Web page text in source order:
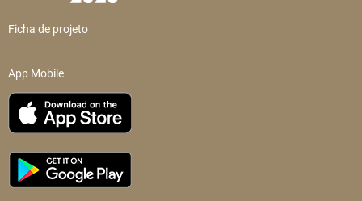
Ficha de projeto
App Mobile